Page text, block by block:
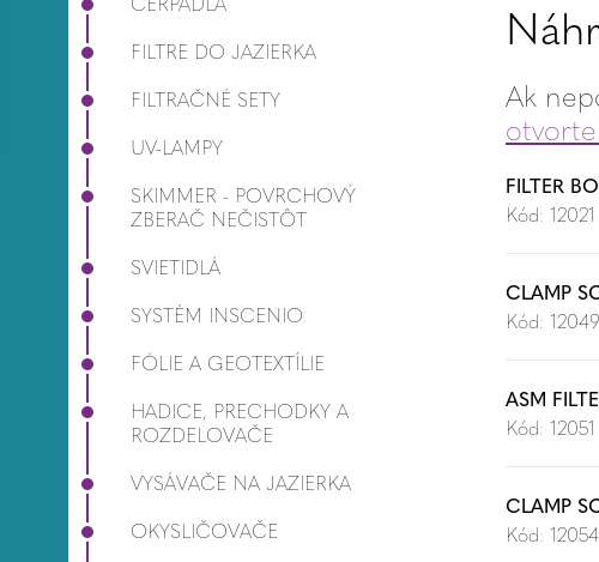
Ak
FILTER
Kód: 12021
CLAMP
Kód: 12049
ASM
Kód: 12051
CLAMP
Kód: 12054
FILTRE DO JAZIERKA
FILTRAČNÉ SETY
UV-LAMPY
SKIMMER - POVRCHOVÝ
ZBERAČ NEČISTÔT
SVIETIDLÁ
SYSTÉM INSCENIO
FÓLIE A GEOTEXTÍLIE
HADICE, PRECHODKY A
ROZDELOVAČE
VYSÁVAČE NA JAZIERKA
OKYSLIČOVAČE